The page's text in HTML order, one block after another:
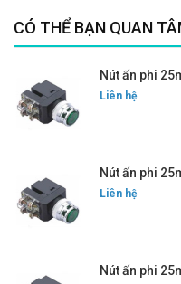
CÓ THỂ BẠN QUAN
Nút ấn phi
Liên hệ
Nút ấn phi
Liên hệ
Nút ấn phi